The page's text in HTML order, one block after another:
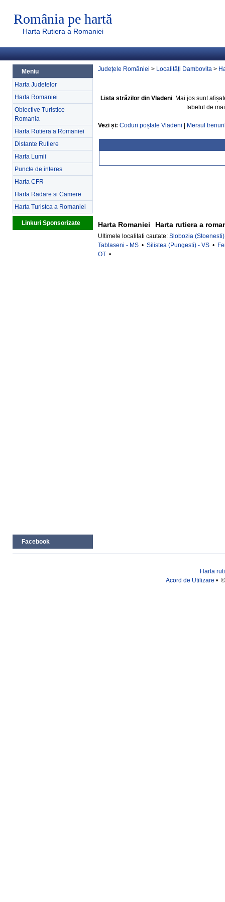
România pe hartă
Harta Rutiera a Romaniei
Meniu
Harta Judetelor
Harta Romaniei
Obiective Turistice
Romania
Harta Rutiera a Romaniei
Distante Rutiere
Harta Lumii
Puncte de interes
Harta CFR
Harta Radare si Camere
Harta Turistca a Romaniei
Linkuri Sponsorizate
Facebook
Județele României > Localități Dambovita >
Lista străzilor din Vladeni. Mai jos sunt
tabelul de
Vezi și: Coduri poștale Vladeni Mersul
Harta Romaniei Harta rutiera a
Ultimele localitati cautate: Slobozia (Stoenesti)
Tablaseni - MS • Silistea (Pungesti) - VS •
OT •
Harta
Acord de Utilizare •